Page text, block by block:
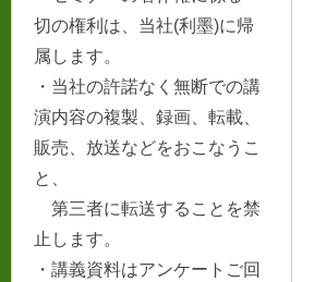
切の権利は、当社(利墨)に帰
属します。
・当社の許諾なく無断での講
演内容の複製、録画、転載、
販売、放送などをおこなうこ
と、
第三者に転送することを禁
止します。
・講義資料はアンケートご回